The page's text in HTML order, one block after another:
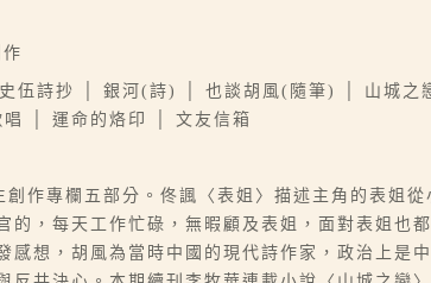
詩抄 │ 銀河(詩) │ 也談胡風(隨筆) │ 山城之
│ 運命的烙印 │ 文友信箱
作專欄五部分。佟諷〈表姐〉描述主角的表姐
，每天工作忙碌，無暇顧及表姐，面對表姐也
想，胡風為當時中國的現代詩作家，政治上是